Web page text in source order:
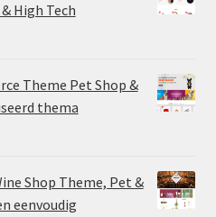
High Tech
Theme Pet Shop &
thema
Shop Theme, Pet &
eenvoudig